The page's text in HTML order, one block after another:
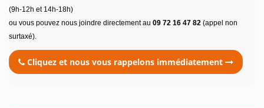
(9h-12h et 14h-18h)
ou vous pouvez nous joindre directement au 09 72 16 47 82 (appel non
surtaxé).
Cliquez et nous vous rappelons immédiatement